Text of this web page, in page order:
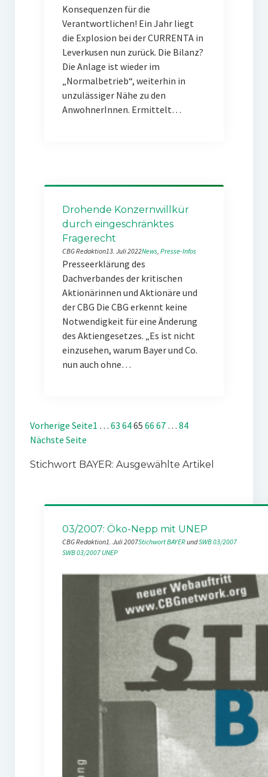
Konsequenzen für die
Verantwortlichen! Ein Jahr liegt
die Explosion bei der CURRENTA in
Leverkusen nun zurück. Die Bilanz?
Die Anlage ist wieder im
„Normalbetrieb“, weiterhin in
unzulässiger Nähe zu den
AnwohnerInnen. Ermittelt…
Drohende Konzernwillkür
durch eingeschränktes
Fragerecht
CBG Redaktion13. Juli 2022News, Presse-Infos
Presseerklärung des
Dachverbandes der kritischen
Aktionärinnen und Aktionäre und
der CBG Die CBG erkennt keine
Notwendigkeit für eine Änderung
des Aktiengesetzes. „Es ist nicht
einzusehen, warum Bayer und Co.
nun auch ohne…
Vorherige Seite1 … 63 6465 66 67 … 84
Nächste Seite
Stichwort BAYER: Ausgewählte Artikel
03/2007: Öko-Nepp mit UNEP
CBG Redaktion1. Juli 2007Stichwort BAYER und SWB 03/2007
SWB 03/2007 UNEP